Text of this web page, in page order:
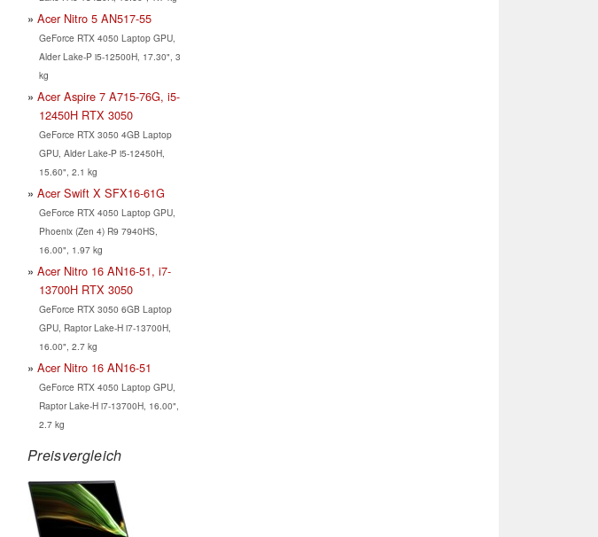
Acer Nitro 5 AN517-55
GeForce RTX 4050 Laptop GPU,
Alder Lake-P i5-12500H, 17.30", 3
kg
Acer Aspire 7 A715-76G, i5-
12450H RTX 3050
GeForce RTX 3050 4GB Laptop
GPU, Alder Lake-P i5-12450H,
15.60", 2.1 kg
Acer Swift X SFX16-61G
GeForce RTX 4050 Laptop GPU,
Phoenix (Zen 4) R9 7940HS,
16.00", 1.97 kg
Acer Nitro 16 AN16-51, i7-
13700H RTX 3050
GeForce RTX 3050 6GB Laptop
GPU, Raptor Lake-H i7-13700H,
16.00", 2.7 kg
Acer Nitro 16 AN16-51
GeForce RTX 4050 Laptop GPU,
Raptor Lake-H i7-13700H, 16.00",
2.7 kg
Preisvergleich